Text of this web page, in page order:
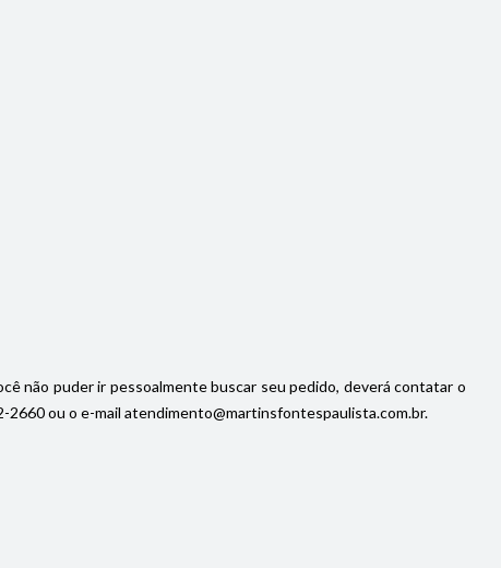
não puder ir pessoalmente buscar seu pedido, deverá contatar o
ou o e-mail atendimento@martinsfontespaulista.com.br.